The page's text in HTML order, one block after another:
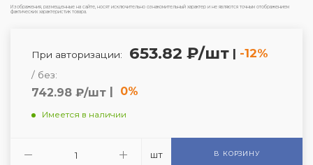
Изображения, размещенные на сайте, носят исключительно ознакомительный характер и не являются точным отображением
фактических характеристик товара.
При авторизации: 653.82 ₽/шт | -12%
/ без:
742.98 ₽/шт | 0%
Имеется в наличии
шт В КОРЗИНУ